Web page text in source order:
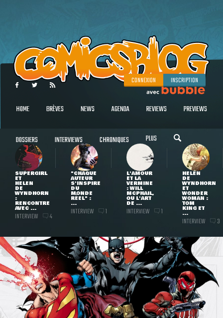
CONNEXION INSCRIPTION
HOME BRÈVES NEWS AGENDA REVIEWS PREVIEWS
DOSSIERS INTERVIEWS CHRONIQUES PLUS
SUPERGIRL
ET
HELEN
DE
WYNDHORN
:
RENCONTRE
AVEC ...
INTERVIEW 4
"CHAQUE
AUTEUR
S'INSPIRE
DU
MONDE
RÉEL" :
...
INTERVIEW 1
L'AMOUR
ET LA
VERMINE
: WILL
MCPHAIL,
OU L'ART
DE ...
INTERVIEW 1
HELEN
DE
WYNDHORN
ET
WONDER
WOMAN :
TOM
KING ET
...
INTERVIEW 3